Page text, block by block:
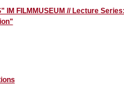
IM FILMMUSEUM // Lecture